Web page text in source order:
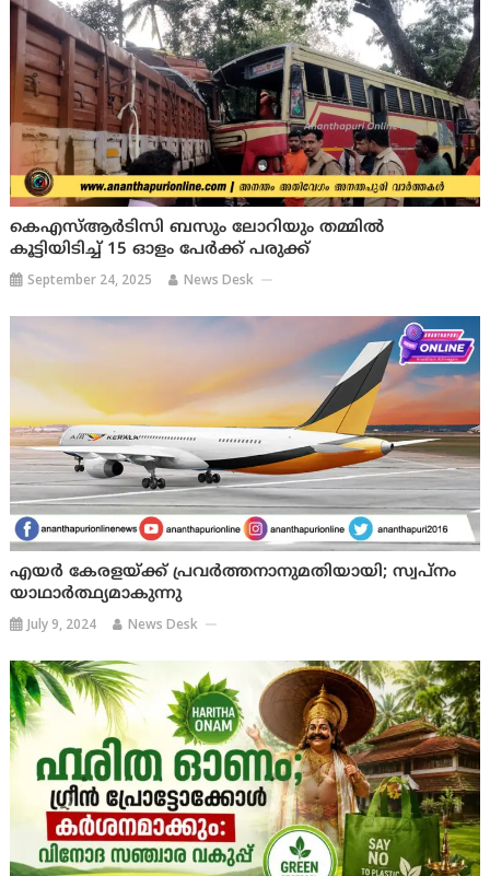
കെഎസ്ആർടിസി ബസും ലോറിയും തമ്മിൽ
കൂട്ടിയിടിച്ച് 15 ഓളം പേര്‍ക്ക് പരുക്ക്
September 24, 2025 News Desk
എയർ കേരളയ്‌ക്ക്‌ പ്രവർത്തനാനുമതിയായി; സ്വപ്നം
യാഥാർത്ഥ്യമാകുന്നു
July 9, 2024 News Desk